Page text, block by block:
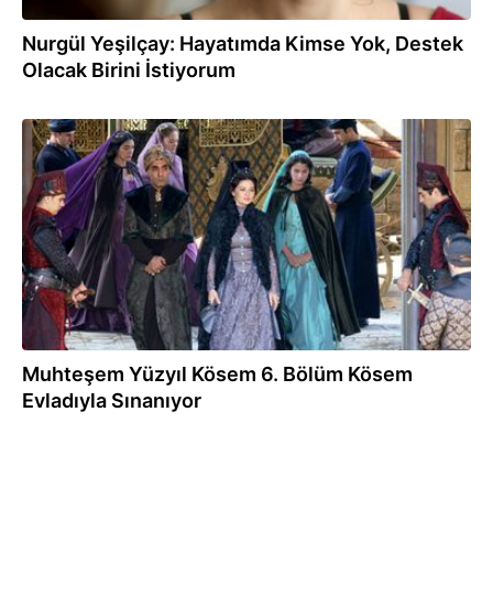
Nurgül Yeşilçay: Hayatımda Kimse Yok, Destek
Olacak Birini İstiyorum
23.12.2016
Muhteşem Yüzyıl Kösem 6. Bölüm Kösem
Evladıyla Sınanıyor